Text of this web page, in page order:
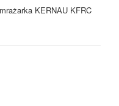
KERNAU KFRC